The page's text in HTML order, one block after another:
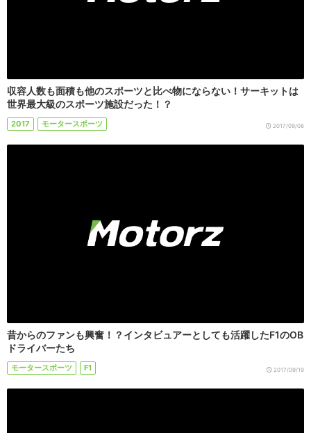
収容人数も面積も他のスポーツと比べ物にならない！サーキットは
世界最大級のスポーツ施設だった！？
2017 モータースポーツ 2017/09/08
昔からのファンも興奮！？インタビュアーとしても活躍したF1のOB
ドライバーたち
モータースポーツ F1 2017/09/19